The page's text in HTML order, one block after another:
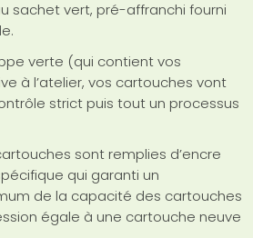
sachet vert, pré-affranchi fourni
verte (qui contient vos
à l’atelier, vos cartouches vont
strict puis tout un processus
sont remplies d’encre
qui garanti un
de la capacité des cartouches
égale à une cartouche neuve